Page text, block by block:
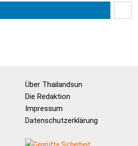
Über Thailandsun
Die Redaktion
Impressum
Datenschutzerklärung